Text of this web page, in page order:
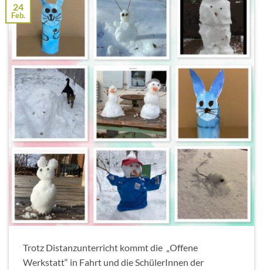
24
Feb.
Trotz Distanzunterricht kommt die „Offene
Werkstatt“ in Fahrt und die SchülerInnen der